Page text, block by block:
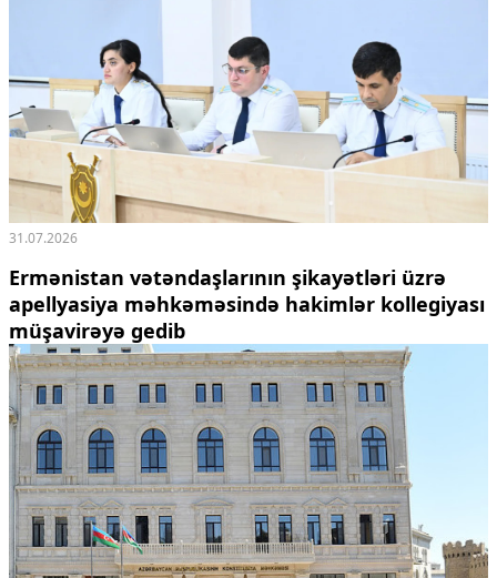
31.07.2026
Ermənistan vətəndaşlarının şikayətləri üzrə
apellyasiya məhkəməsində hakimlər kollegiyası
müşavirəyə gedib